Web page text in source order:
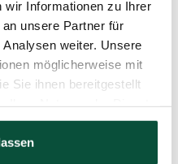
wir Informationen zu Ihrer
unsere Partner für
weiter. Unsere
möglicherweise mit
Sie ihnen bereitgestellt
5,08×
99 € -23%
76€
3D Mini Waldfichte 105cm
AUSVERKAUFT